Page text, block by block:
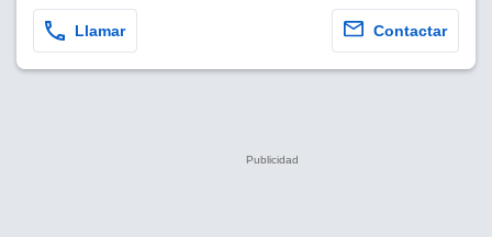
Llamar Contactar